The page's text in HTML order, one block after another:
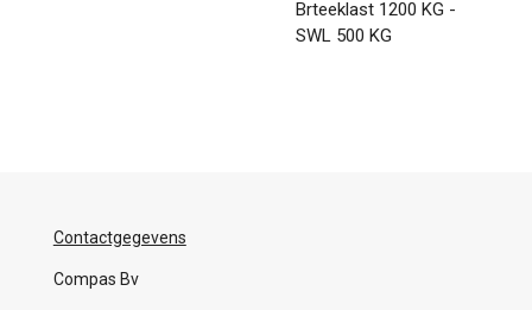
Brteeklast 1200 KG -
SWL 500 KG
Contactgegevens
Compas Bv